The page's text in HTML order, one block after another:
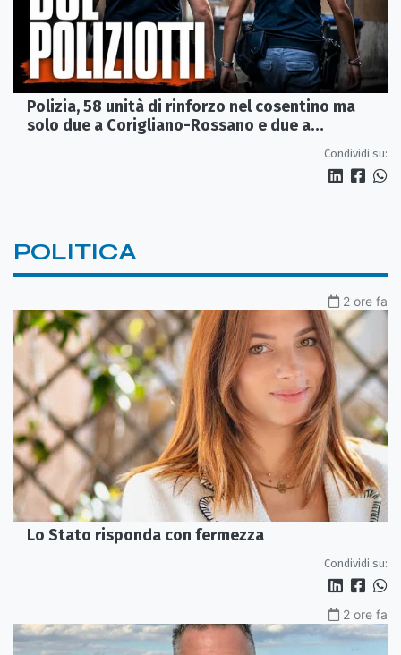
Polizia, 58 unità di rinforzo nel cosentino ma
solo due a Corigliano-Rossano e due a
Condividi su:
POLITICA
2 ore fa
Lo Stato risponda con fermezza
Condividi su:
2 ore fa